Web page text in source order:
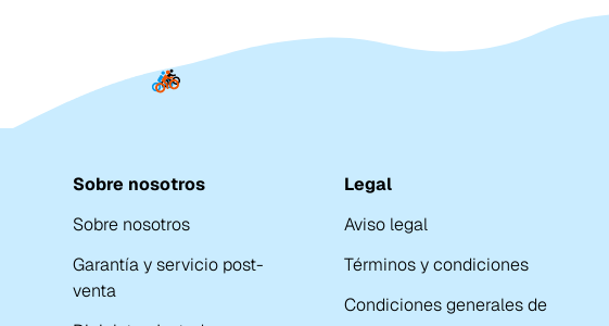
Sobre nosotros
Sobre nosotros
Garantía y servicio post-
venta
Legal
Aviso legal
Términos y condiciones
Condiciones generales de